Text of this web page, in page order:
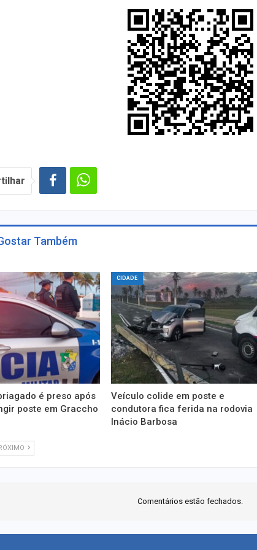
Também
é preso após
poste em Graccho
CIDADE
Veículo colide em poste e
condutora fica ferida na rodovia
Inácio Barbosa
Comentários estão fechados.